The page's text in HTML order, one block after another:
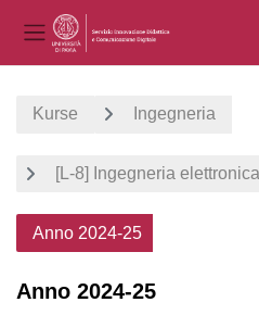
Website-Übersicht
Kurse Ingegneria
[L-8] Ingegneria
Anno 2024-25
Anno 2024-25